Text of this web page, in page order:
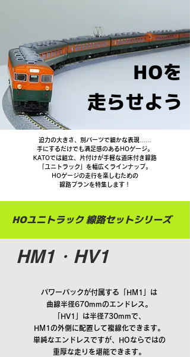
HOを
走らせよう
迫力の大きさ、別パーツで細かな表現……
手にするだけでも満足感のあるHOゲージ。
KATOでは組立、片付けが手軽な道床付き線路
「ユニトラック」を幅広くラインナップ。
HOゲージの走行を楽しむための
線路プランを特集します！
HOユニトラック 線路セットシリーズ
HM1・HV1
パワーパックが付属する「HM1」は
曲線半径670mmのエンドレス。
「HV1」は半径730mmで、
HM1の外側に配置して複線化できます。
単純なエンドレスですが、HOならではの
重厚な走りを堪能できます。